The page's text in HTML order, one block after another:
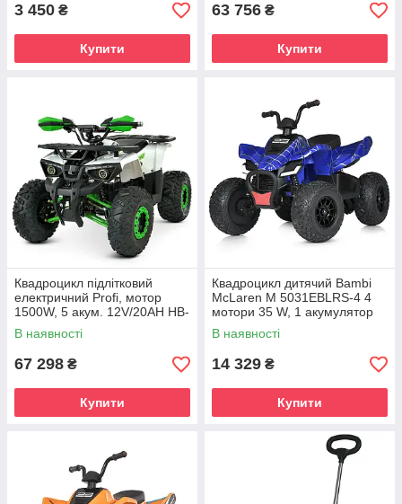
3 450 ₴
Купити
63 756 ₴
Купити
Квадроцикл підлітковий
електричний Profi, мотор
1500W, 5 акум. 12V/20AH HB-
ATV1500H-5 (MP3) Зелений
В наявності
67 298 ₴
Купити
Квадроцикл дитячий Bambi
McLaren M 5031EBLRS-4 4
мотори 35 W, 1 акумулятор
12V10Ah
В наявності
14 329 ₴
Купити